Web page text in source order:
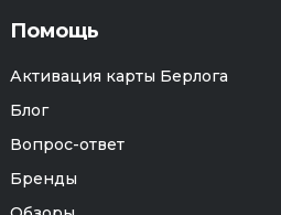
Помощь
Активация карты Берлога
Блог
Вопрос-ответ
Бренды